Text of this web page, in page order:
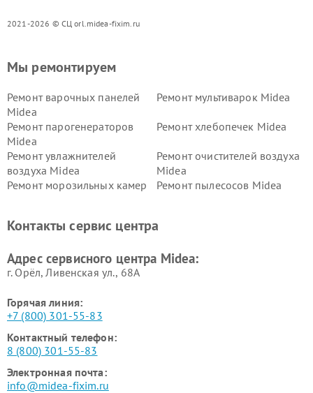
2021-2026 © СЦ orl.midea-fixim.ru
Мы ремонтируем
Ремонт варочных панелей
Midea
Ремонт мультиварок Midea
Ремонт парогенераторов
Midea
Ремонт хлебопечек Midea
Ремонт увлажнителей
воздуха Midea
Ремонт очистителей воздуха
Midea
Ремонт морозильных камер
Ремонт пылесосов Midea
пылесосов Midea
Midea
Контакты сервис центра
Адрес сервисного центра Midea:
г. Орёл, Ливенская ул., 68А
Горячая линия:
+7 (800) 301-55-83
Контактный телефон:
8 (800) 301-55-83
Электронная почта:
info@midea-fixim.ru